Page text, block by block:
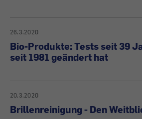
26.3.2020
Bio-Produkte: Tests seit 39
seit 1981 geändert hat
20.3.2020
Brillenreinigung - Den